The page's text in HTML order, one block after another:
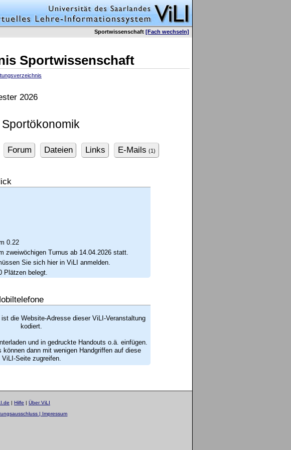
Sportwissenschaft [Fach wechseln]
Sportwissenschaft
2026
Forum Dateien Links E-Mails (1)
0.22
zweiwöchigen Turnus ab 14.04.2026 statt.
Sie sich hier in ViLI anmelden.
Plätzen belegt.
ist die Website-Adresse dieser ViLI-Veranstaltung
kodiert.
und in gedruckte Handouts o.ä. einfügen.
können dann mit wenigen Handgriffen auf diese
ViLI-Seite zugreifen.
| Hilfe | Über ViLI
| Impressum